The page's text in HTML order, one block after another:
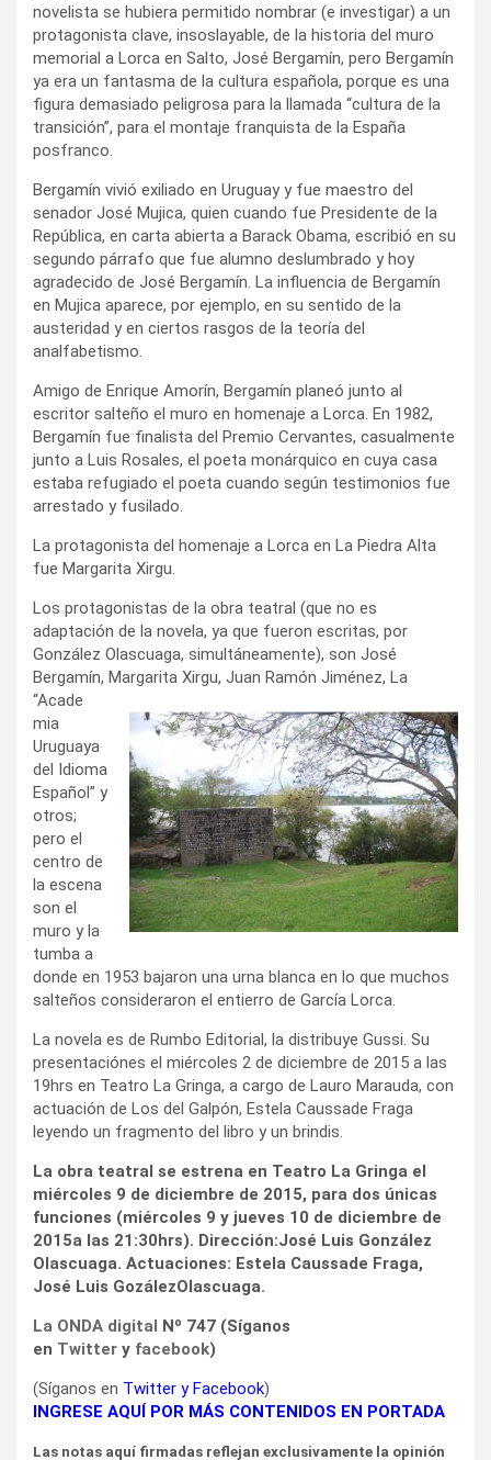
novelista se hubiera permitido nombrar (e investigar) a un
protagonista clave, insoslayable, de la historia del muro
memorial a Lorca en Salto, José Bergamín, pero Bergamín
ya era un fantasma de la cultura española, porque es una
figura demasiado peligrosa para la llamada “cultura de la
transición”, para el montaje franquista de la España
posfranco.
Bergamín vivió exiliado en Uruguay y fue maestro del
senador José Mujica, quien cuando fue Presidente de la
República, en carta abierta a Barack Obama, escribió en su
segundo párrafo que fue alumno deslumbrado y hoy
agradecido de José Bergamín. La influencia de Bergamín
en Mujica aparece, por ejemplo, en su sentido de la
austeridad y en ciertos rasgos de la teoría del
analfabetismo.
Amigo de Enrique Amorín, Bergamín planeó junto al
escritor salteño el muro en homenaje a Lorca. En 1982,
Bergamín fue finalista del Premio Cervantes, casualmente
junto a Luis Rosales, el poeta monárquico en cuya casa
estaba refugiado el poeta cuando según testimonios fue
arrestado y fusilado.
La protagonista del homenaje a Lorca en La Piedra Alta
fue Margarita Xirgu.
Los protagonistas de la obra teatral (que no es
adaptación de la novela, ya que fueron escritas, por
González Olascuaga, simultáneamente), son José
Bergamín, Margarita Xirgu, Juan Ramón Jiménez, La
“Acade
mia
Uruguaya
del Idioma
Español” y
otros;
pero el
centro de
la escena
son el
muro y la
tumba a
donde en 1953 bajaron una urna blanca en lo que muchos
salteños consideraron el entierro de García Lorca.
La novela es de Rumbo Editorial, la distribuye Gussi. Su
presentaciónes el miércoles 2 de diciembre de 2015 a las
19hrs en Teatro La Gringa, a cargo de Lauro Marauda, con
actuación de Los del Galpón, Estela Caussade Fraga
leyendo un fragmento del libro y un brindis.
La obra teatral se estrena en Teatro La Gringa el
miércoles 9 de diciembre de 2015, para dos únicas
funciones (miércoles 9 y jueves 10 de diciembre de
2015a las 21:30hrs). Dirección:José Luis González
Olascuaga. Actuaciones: Estela Caussade Fraga,
José Luis GozálezOlascuaga.
La ONDA digital Nº 747 (Síganos
en Twitter y facebook)
(Síganos en Twitter yFacebook)
INGRESE AQUÍ POR MÁS CONTENIDOS EN PORTADA
Las notas aquí firmadas reflejan exclusivamente la opinión